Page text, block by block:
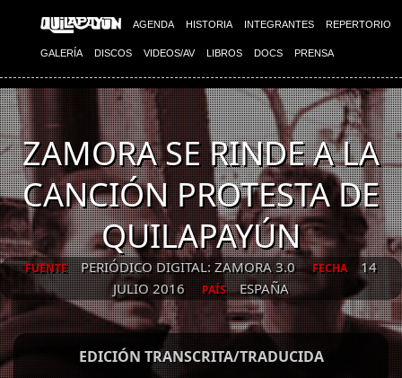
AGENDA HISTORIA INTEGRANTES REPERTORIO
GALERÍA DISCOS VIDEOS/AV LIBROS DOCS PRENSA
ZAMORA SE RINDE A LA
CANCIÓN PROTESTA DE
QUILAPAYÚN
FUENTE PERIÓDICO DIGITAL: ZAMORA 3.0 FECHA
14
JULIO 2016
PAÍS ESPAÑA
EDICIÓN TRANSCRITA/TRADUCIDA